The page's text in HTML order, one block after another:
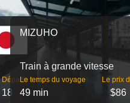
Départs
18
MIZUHO
Train à grande vitesse
Le temps du voyage
49 min
Le prix
$86